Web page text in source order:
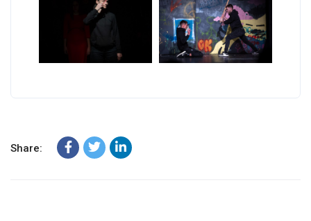
Share: